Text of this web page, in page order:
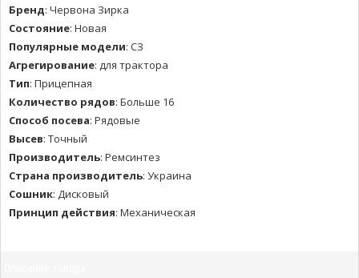
Бренд: Червона Зирка
Состояние: Новая
Популярные модели: СЗ
Агрегирование: для трактора
Тип: Прицепная
Количество рядов: Больше 16
Способ посева: Рядовые
Высев: Точный
Производитель: Ремсинтез
Страна производитель: Украина
Сошник: Дисковый
Принцип действия: Механическая